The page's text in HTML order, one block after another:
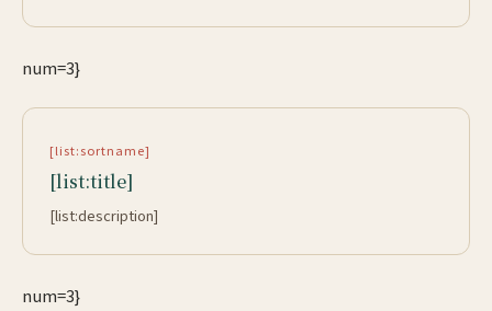
num=3}
[list:sortname]
[list:title]
[list:description]
num=3}